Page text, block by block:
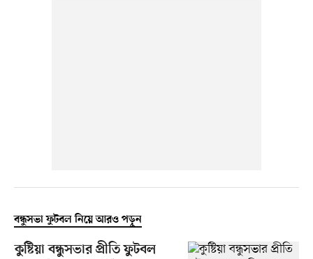
বন্ধুসভা ফুটবল নিয়ে আরও পড়ুন
কুষ্টিয়া বন্ধুসভার প্রীতি ফুটবল